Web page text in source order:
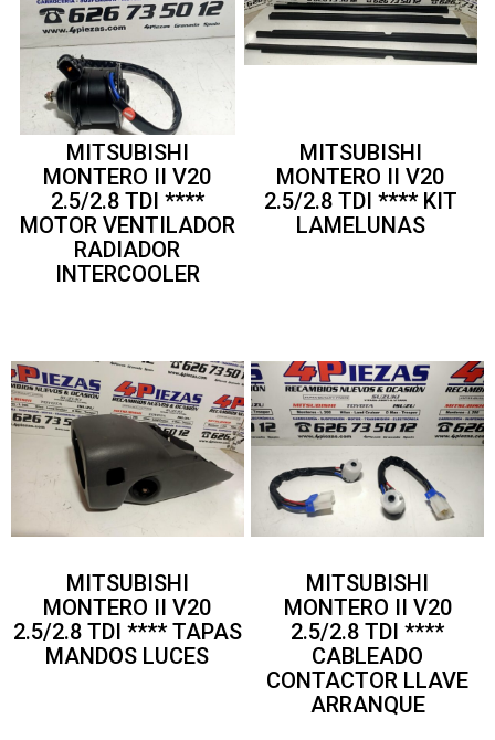
MITSUBISHI
MONTERO II V20
2.5/2.8 TDI ****
MOTOR VENTILADOR
RADIADOR
INTERCOOLER
MITSUBISHI
MONTERO II V20
2.5/2.8 TDI **** KIT
LAMELUNAS
MITSUBISHI
MONTERO II V20
2.5/2.8 TDI **** TAPAS
MANDOS LUCES
MITSUBISHI
MONTERO II V20
2.5/2.8 TDI ****
CABLEADO
CONTACTOR LLAVE
ARRANQUE